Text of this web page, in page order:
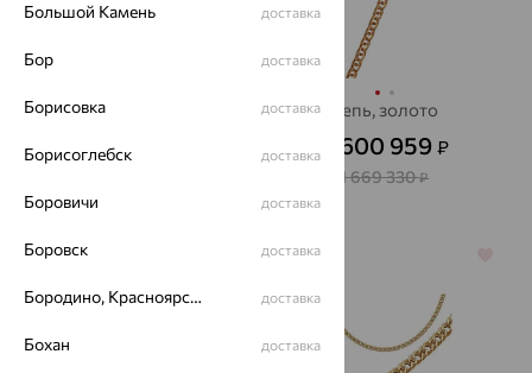
цепь, золото
от 182 151
цепь, золото
600 959₽
1 669 330₽
64% 64%
Большой Камень доставка
Бор доставка
Борисовка доставка
Борисоглебск доставка
Боровичи доставка
Боровск доставка
Бородино, Красноярский край доставка
Бохан доставка